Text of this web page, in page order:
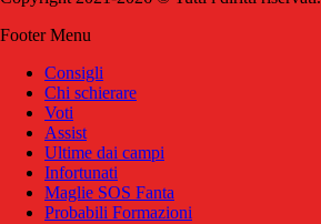
Footer Menu
Consigli
Chi schierare
Voti
Assist
Ultime dai campi
Infortunati
Maglie SOS Fanta
Probabili Formazioni